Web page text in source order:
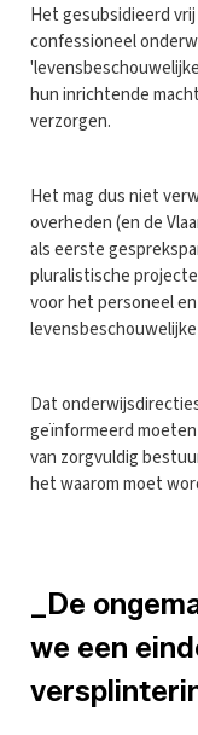
Het gesubsidieerd
confessioneel
hun inrichtende
verzorgen.
Het mag dus niet
overheden (en de
als eerste
pluralistische
voor het personeel
Dat
geïnformeerd
van zorgvuldig
het waarom moet
_De
we een